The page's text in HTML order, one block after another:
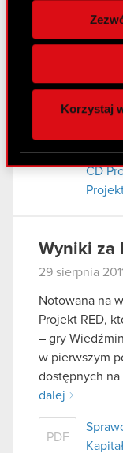
funkcje
naszej
z naszej
Partnerzy
danymi
podczas
Korzystaj
Raport
31 sierpnia 2011
CD
Wyniki za
29 sierpnia 2011
Notowana na
Projekt RED,
– gry
w pierwszym
dostępnych
dalej
PDF